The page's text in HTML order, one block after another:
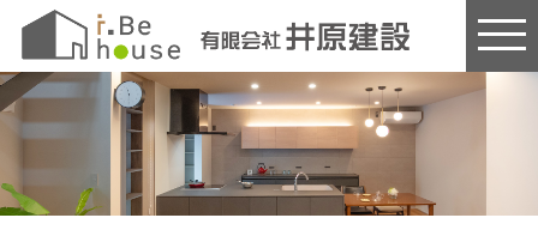
このページの本文へ